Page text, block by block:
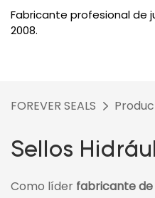
Fabricante profesional de
2008.
FOREVER SEALS
Sellos
Como líder fabricante de